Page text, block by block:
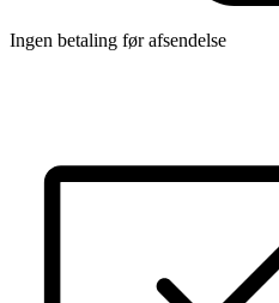
Ingen betaling før afsendelse